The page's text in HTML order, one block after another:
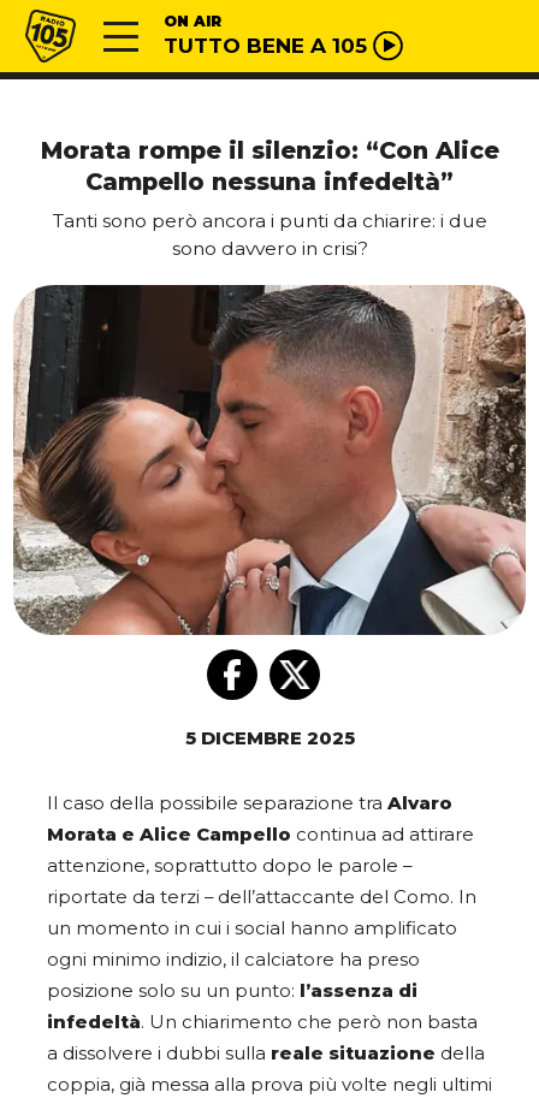
Vai al contenuto
Radio 105 ON AIR
TUTTO BENE A 105
Morata rompe il silenzio: “Con Alice
Campello nessuna infedeltà”
Tanti sono però ancora i punti da chiarire: i due
sono davvero in crisi?
5 DICEMBRE 2025
Il caso della possibile separazione tra Alvaro
Morata e Alice Campello continua ad attirare
attenzione, soprattutto dopo le parole –
riportate da terzi – dell’attaccante del Como. In
un momento in cui i social hanno amplificato
ogni minimo indizio, il calciatore ha preso
posizione solo su un punto:
l’assenza di
infedeltà. Un chiarimento che però non basta
a dissolvere i dubbi sulla reale situazione della
coppia, già messa alla prova più volte negli ultimi